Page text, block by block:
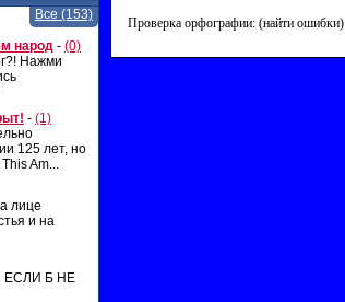
Все (153)
народ - (0)
Нажми
- (1)
125 лет, но
Am...
лице
и на
ЕСЛИ Б НЕ
Проверка орфографии: (найти ошибки)